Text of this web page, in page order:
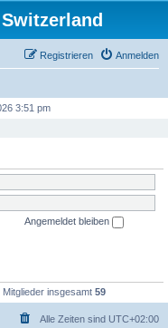
Anmelden
Registrieren
3:51 pm
Angemeldet bleiben
Mitglieder insgesamt 59
Alle Zeiten sind UTC+02:00